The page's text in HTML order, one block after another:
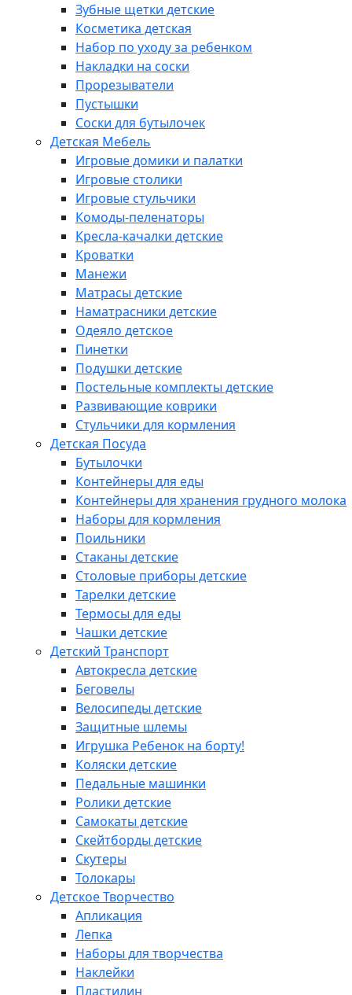
Зубные щетки детские
Косметика детская
Набор по уходу за ребенком
Накладки на соски
Прорезыватели
Пустышки
Соски для бутылочек
Детская Мебель
Игровые домики и палатки
Игровые столики
Игровые стульчики
Комоды-пеленаторы
Кресла-качалки детские
Кроватки
Манежи
Матрасы детские
Наматрасники детские
Одеяло детское
Пинетки
Подушки детские
Постельные комплекты детские
Развивающие коврики
Стульчики для кормления
Детская Посуда
Бутылочки
Контейнеры для еды
Контейнеры для хранения грудного молока
Наборы для кормления
Поильники
Стаканы детские
Столовые приборы детские
Тарелки детские
Термосы для еды
Чашки детские
Детский Транспорт
Автокресла детские
Беговелы
Велосипеды детские
Защитные шлемы
Игрушка Ребенок на борту!
Коляски детские
Педальные машинки
Ролики детские
Самокаты детские
Скейтборды детские
Скутеры
Толокары
Детское Творчество
Апликация
Лепка
Наборы для творчества
Наклейки
Пластилин